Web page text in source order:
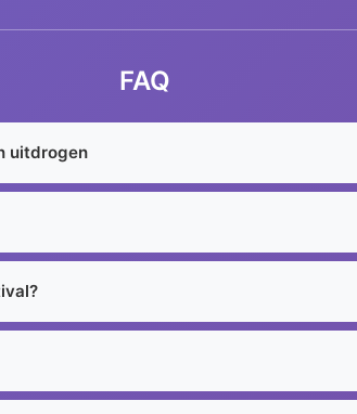
FAQ
uitdrogen